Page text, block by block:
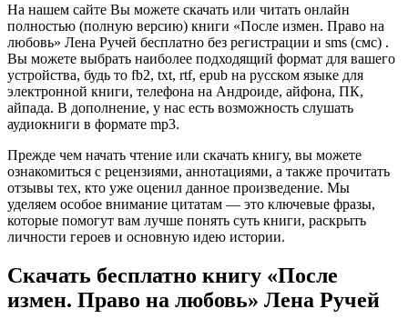
На нашем сайте Вы можете скачать или читать онлайн
полностью (полную версию) книги «После измен. Право на
любовь» Лена Ручей бесплатно без регистрации и sms (смс) .
Вы можете выбрать наиболее подходящий формат для вашего
устройства, будь то fb2, txt, rtf, epub на русском языке для
электронной книги, телефона на Андроиде, айфона, ПК,
айпада. В дополнение, у нас есть возможность слушать
аудиокниги в формате mp3.
Прежде чем начать чтение или скачать книгу, вы можете
ознакомиться с рецензиями, аннотациями, а также прочитать
отзывы тех, кто уже оценил данное произведение. Мы
уделяем особое внимание цитатам — это ключевые фразы,
которые помогут вам лучше понять суть книги, раскрыть
личности героев и основную идею истории.
Скачать бесплатно книгу «После
измен. Право на любовь» Лена Ручей